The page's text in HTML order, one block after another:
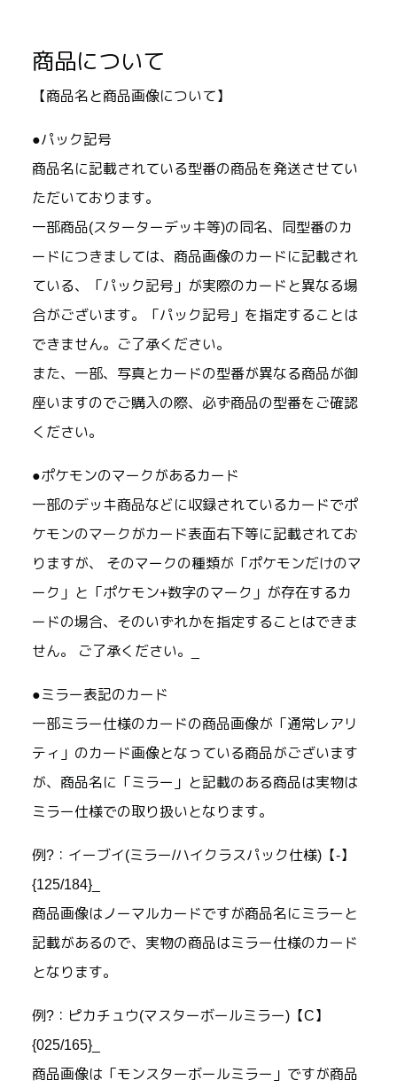
商品について
【商品名と商品画像について】
●パック記号
商品名に記載されている型番の商品を発送させてい
ただいております。
一部商品(スターターデッキ等)の同名、同型番のカ
ードにつきましては、商品画像のカードに記載され
ている、「パック記号」が実際のカードと異なる場
合がございます。「パック記号」を指定することは
できません。ご了承ください。
また、一部、写真とカードの型番が異なる商品が御
座いますのでご購入の際、必ず商品の型番をご確認
ください。
●ポケモンのマークがあるカード
一部のデッキ商品などに収録されているカードでポ
ケモンのマークがカード表面右下等に記載されてお
りますが、 そのマークの種類が「ポケモンだけのマ
ーク」と「ポケモン+数字のマーク」が存在するカ
ードの場合、そのいずれかを指定することはできま
せん。 ご了承ください。_
●ミラー表記のカード
一部ミラー仕様のカードの商品画像が「通常レアリ
ティ」のカード画像となっている商品がございます
が、商品名に「ミラー」と記載のある商品は実物は
ミラー仕様での取り扱いとなります。
例?：イーブイ(ミラー/ハイクラスパック仕様)【-】
{125/184}_
商品画像はノーマルカードですが商品名にミラーと
記載があるので、実物の商品はミラー仕様のカード
となります。
例?：ピカチュウ(マスターボールミラー)【C】
{025/165}_
商品画像は「モンスターボールミラー」ですが商品